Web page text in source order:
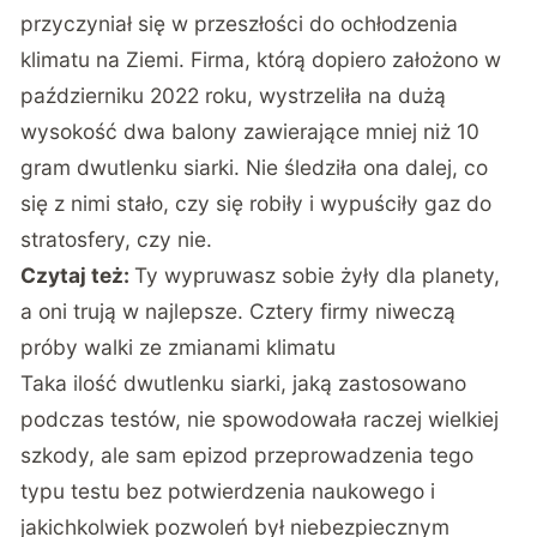
przyczyniał się w przeszłości do ochłodzenia
klimatu na Ziemi. Firma, którą dopiero założono w
październiku 2022 roku, wystrzeliła na dużą
wysokość dwa balony zawierające mniej niż 10
gram dwutlenku siarki. Nie śledziła ona dalej, co
się z nimi stało, czy się robiły i wypuściły gaz do
stratosfery, czy nie.
Czytaj też:Ty wypruwasz sobie żyły dla planety,
a oni trują w najlepsze. Cztery firmy niweczą
próby walki ze zmianami klimatu
Taka ilość dwutlenku siarki, jaką zastosowano
podczas testów, nie spowodowała raczej wielkiej
szkody, ale sam epizod przeprowadzenia tego
typu testu bez potwierdzenia naukowego i
jakichkolwiek pozwoleń był niebezpiecznym